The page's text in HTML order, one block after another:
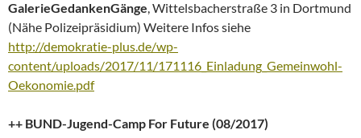
GalerieGedankenGänge, Wittelsbacherstraße 3 in Dortmund
(Nähe Polizeipräsidium) Weitere Infos siehe
http://demokratie-plus.de/wp-
content/uploads/2017/11/171116_Einladung_Gemeinwohl-
Oekonomie.pdf
++ BUND-Jugend-Camp For Future (08/2017)